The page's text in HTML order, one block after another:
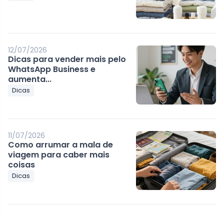
12/07/2026
Dicas para vender mais pelo
WhatsApp Business e
aumenta...
Dicas
11/07/2026
Como arrumar a mala de
viagem para caber mais
coisas
Dicas